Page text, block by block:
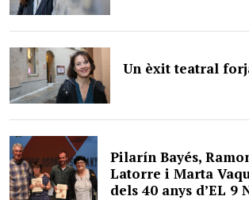
Un èxit teatral
Pilarín Bayés,
Latorre i Marta
dels 40 anys d’EL 9